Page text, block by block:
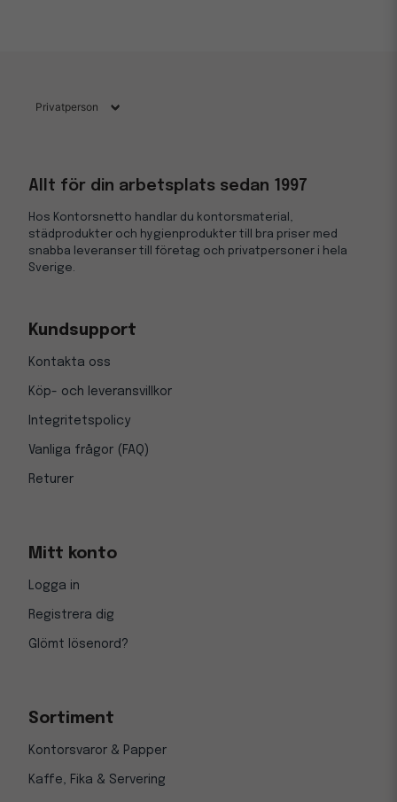
Allt för din arbetsplats sedan 1997
Hos Kontorsnetto handlar du kontorsmaterial,
städprodukter och hygienprodukter till bra priser med
snabba leveranser till företag och privatpersoner i hela
Sverige.
Kundsupport
Kontakta oss
Köp- och leveransvillkor
Integritetspolicy
Vanliga frågor (FAQ)
Returer
Mitt konto
Logga in
Registrera dig
Glömt lösenord?
Sortiment
Kontorsvaror & Papper
Kaffe, Fika & Servering